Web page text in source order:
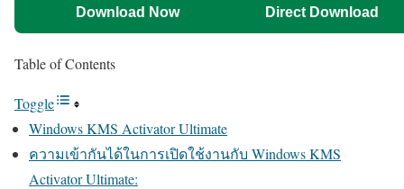
Download Now Direct Download
Table of Contents
Toggle
Windows KMS Activator Ultimate
ความเข้ากันได้ในการเปิดใช้งานกับ Windows KMS
Activator Ultimate: